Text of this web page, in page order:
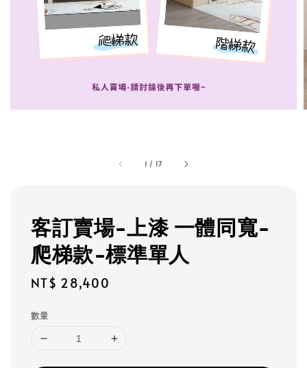
1 / 17
客訂賣場-上漆 一體同寬-
爬梯款-標準單人
Regular
NT$ 28,400
數量